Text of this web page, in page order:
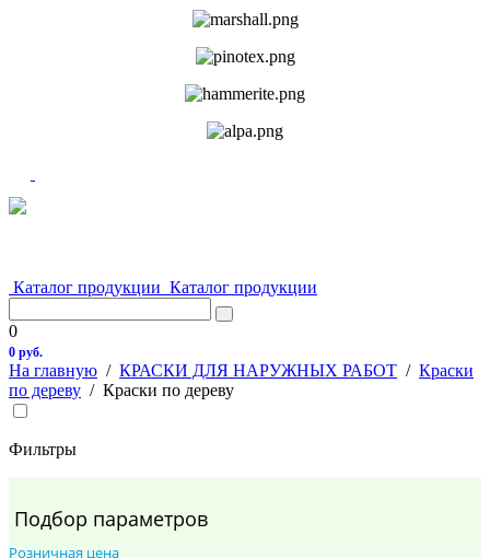
Каталог продукции Каталог продукции
0
0 руб.
На главную / КРАСКИ ДЛЯ НАРУЖНЫХ РАБОТ / Краски
по дереву / Краски по дереву
Фильтры
Подбор параметров
Розничная цена